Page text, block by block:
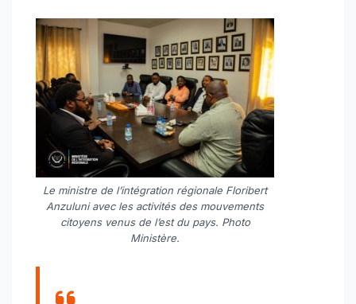
Le ministre de l’intégration régionale Floribert
Anzuluni avec les activités des mouvements
citoyens venus de l’est du pays. Photo
Ministère.